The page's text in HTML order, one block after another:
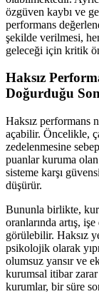
özgüven kaybı ve
performans
şekilde verilmesi,
geleceği için kritik
Haksız
Doğurduğu
Haksız performans
açabilir. Öncelikle,
zedelenmesine
puanlar kuruma
sisteme karşı
düşürür.
Bununla birlikte,
oranlarında artış,
görülebilir. Haksız
psikolojik olarak
olumsuz yansır ve
kurumsal itibar zarar
kurumlar, bir süre